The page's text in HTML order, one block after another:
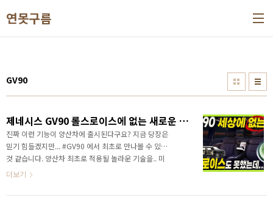
연못구름
GV90
제네시스 GV90 롤스로이스에 없는 새로운 기술 선보인다! #플렉스디스플레이 #사운드아키텍처 #코치도어 #네오룬
진짜 이런 기능이 양산차에 출시된다구요? 지금 당장은
믿기 힘들겠지만... #GV90 에서 최초로 만나볼 수 있을
것 같습니다. 양산차 최초로 적용될 놀라운 기술을.. 미
리 만나보세요! 영상으로 정확한 정보를 가장 먼저 만나
더보기